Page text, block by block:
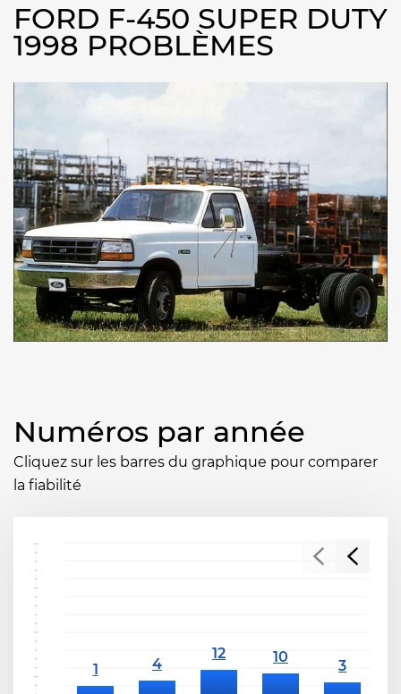
FORD F-450 SUPER DUTY
1998 PROBLÈMES
Numéros par année
Cliquez sur les barres du graphique pour comparer
la fiabilité